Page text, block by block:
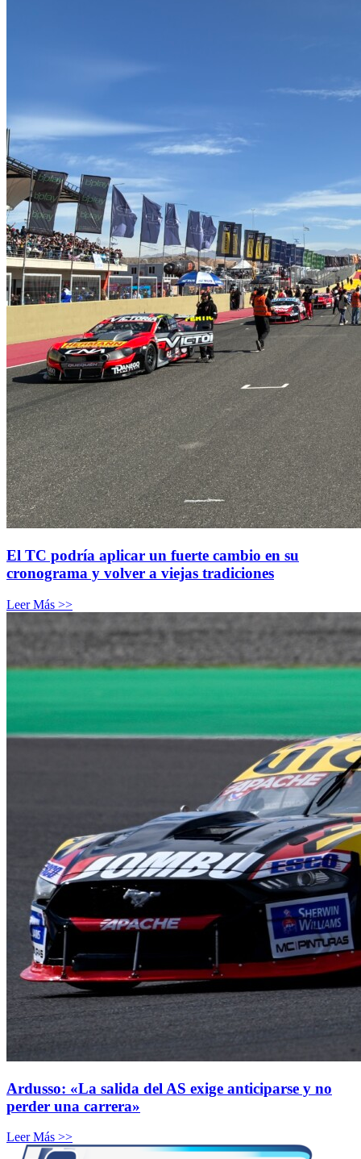
El TC podría aplicar un fuerte cambio en su
cronograma y volver a viejas tradiciones
Leer Más >>
Ardusso: «La salida del AS exige anticiparse y no
perder una carrera»
Leer Más >>